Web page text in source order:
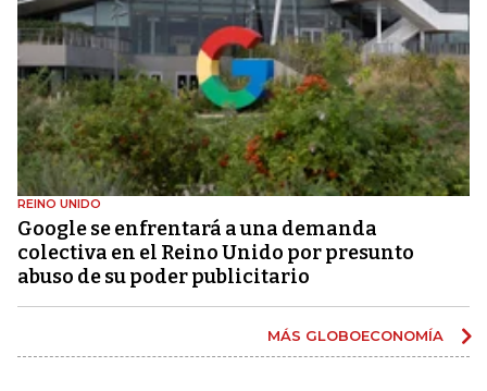
REINO UNIDO
Google se enfrentará a una demanda
colectiva en el Reino Unido por presunto
abuso de su poder publicitario
MÁS GLOBOECONOMÍA